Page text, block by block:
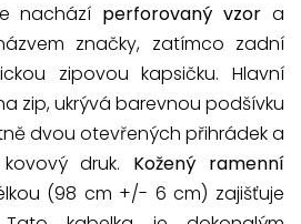
nachází perforovaný vzor a
značky, zatímco zadní
zipovou kapsičku. Hlavní
zip, ukrývá barevnou podšívku
dvou otevřených přihrádek a
druk. Kožený ramenní
(98 cm +/- 6 cm) zajišťuje